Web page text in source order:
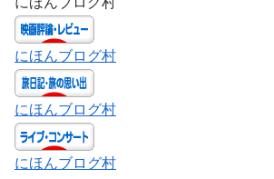
にほんブログ村
にほんブログ村
にほんブログ村